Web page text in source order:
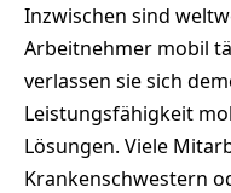
Inzwischen sind
Arbeitnehmer mobil
verlassen sie sich
Leistungsfähigkeit
Lösungen. Viele
Krankenschwestern